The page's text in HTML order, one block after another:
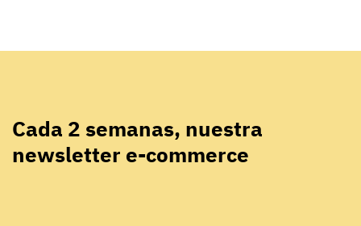
Cada 2 semanas, nuestra
newsletter e-commerce